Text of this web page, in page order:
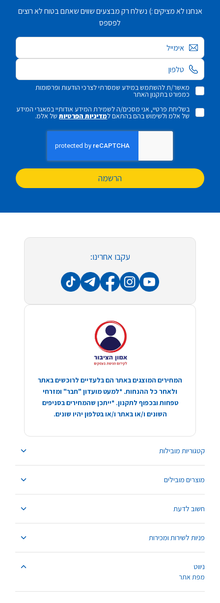
אנחנו לא מציקים :) נשלח רק מבצעים שווים שאתם בטוח לא רוצים
לפספס
אימייל
מאשר/ת להשתמש במידע שמסרתי לצרכי הודעות ופרסומות
כמפורט בתקנון האתר
בשליחת פרטיי, אני מסכים/ה לשמירת המידע אודותיי במאגרי המידע
של אלמ ולשימוש בהם בהתאם למדיניות הפרטיותשל אלמ.
הרשמה
קטגוריות מובילות
מוצרים מובילים
חשוב לדעת
פניות לשירות ומכירות
ניווט
מפת אתר
עקבו אחרינו:
המחירים המוצגים באתר הם בלעדיים לרוכשים באתר
ולאחר כל ההנחות. *למעט מועדון "חבר" ומזרחי
טפחות ובכפוף לתקנון. *ייתכן שהמחירים בסניפים
השונים ו/או באתר ו/או בטלפון יהיו שונים.